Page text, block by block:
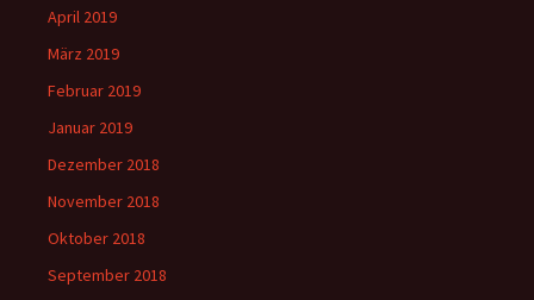
April 2019
März 2019
Februar 2019
Januar 2019
Dezember 2018
November 2018
Oktober 2018
September 2018